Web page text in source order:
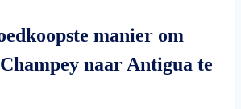
manier om
naar Antigua te